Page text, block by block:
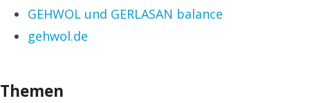
GEHWOL und GERLASAN balance
gehwol.de
Themen